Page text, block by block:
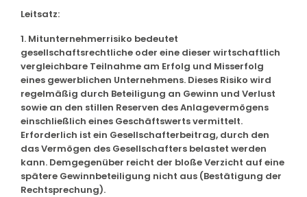
Leitsatz:
1. Mitunternehmerrisiko bedeutet
gesellschaftsrechtliche oder eine dieser wirtschaftlich
vergleichbare Teilnahme am Erfolg und Misserfolg
eines gewerblichen Unternehmens. Dieses Risiko wird
regelmäßig durch Beteiligung an Gewinn und Verlust
sowie an den stillen Reserven des Anlagevermögens
einschließlich eines Geschäftswerts vermittelt.
Erforderlich ist ein Gesellschafterbeitrag, durch den
das Vermögen des Gesellschafters belastet werden
kann. Demgegenüber reicht der bloße Verzicht auf eine
spätere Gewinnbeteiligung nicht aus (Bestätigung der
Rechtsprechung).